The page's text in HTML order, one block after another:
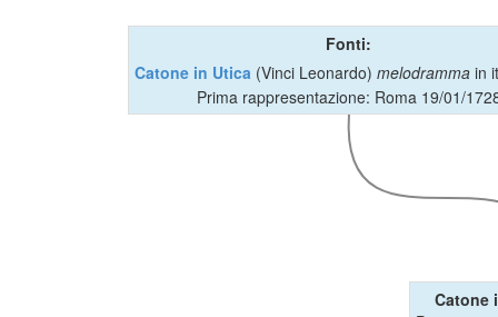
Fonti:
Catone in Utica (Vinci Leonardo) melodramma in
Prima rappresentazione: Roma 19/01/
Catone